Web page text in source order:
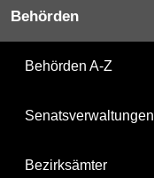
Behörden
Behörden A-Z
Senatsverwaltungen
Bezirksämter